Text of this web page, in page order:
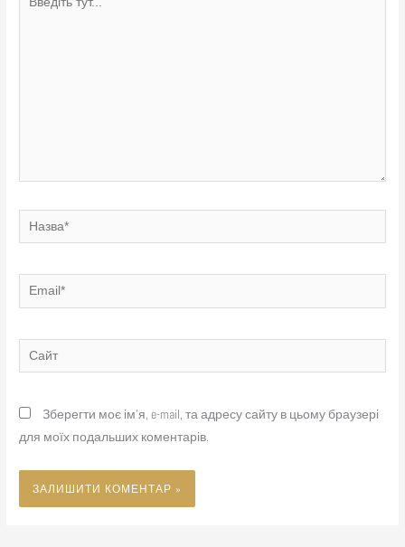
Назва*
Email*
Сайт
Зберегти моє ім'я, e-mail, та адресу сайту в цьому браузері
для моїх подальших коментарів.